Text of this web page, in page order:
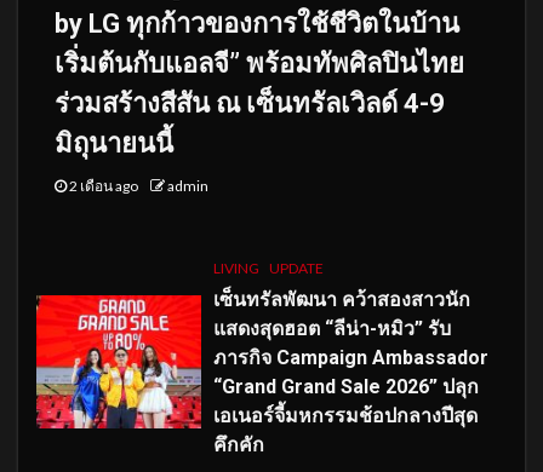
by LG ทุกก้าวของการใช้ชีวิตในบ้าน
เริ่มต้นกับแอลจี” พร้อมทัพศิลปินไทย
ร่วมสร้างสีสัน ณ เซ็นทรัลเวิลด์ 4-9
มิถุนายนนี้
2 เดือน ago admin
LIVING UPDATE
เซ็นทรัลพัฒนา คว้าสองสาวนัก
แสดงสุดฮอต “ลีน่า-หมิว” รับ
ภารกิจ Campaign Ambassador
“Grand Grand Sale 2026” ปลุก
เอเนอร์จี้มหกรรมช้อปกลางปีสุด
คึกคัก